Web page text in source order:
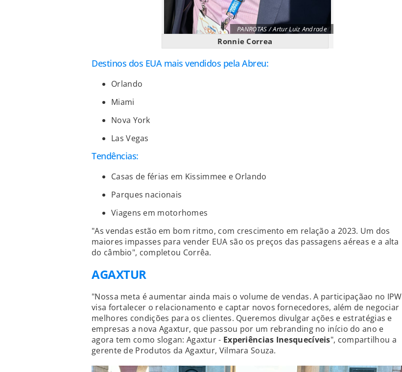
PANROTAS / Artur Luiz Andrade
Ronnie Correa
Destinos dos EUA mais vendidos pela Abreu:
Orlando
Miami
Nova York
Las Vegas
Tendências:
Casas de férias em Kissimmee e Orlando
Parques nacionais
Viagens em motorhomes
"As vendas estão em bom ritmo, com crescimento em relação a 2023. Um dos
maiores impasses para vender EUA são os preços das passagens aéreas e a alta
do câmbio", completou Corrêa.
AGAXTUR
"Nossa meta é aumentar ainda mais o volume de vendas. A participaçãao no IPW
visa fortalecer o relacionamento e captar novos fornecedores, além de negociar
melhores condições para os clientes. Queremos divulgar ações e estratégias e
empresas a nova Agaxtur, que passou por um rebranding no início do ano e
agora tem como slogan: Agaxtur - Experiências Inesquecíveis", compartilhou a
gerente de Produtos da Agaxtur, Vilmara Souza.